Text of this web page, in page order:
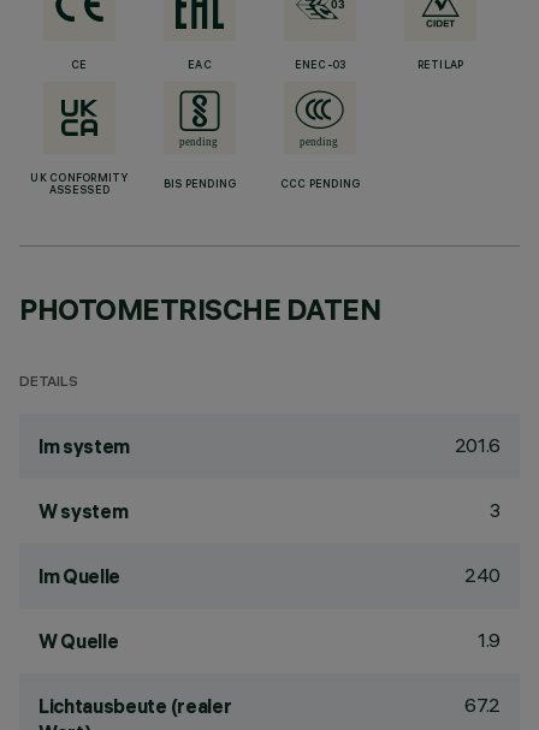
CE EAC ENEC-03 RETILAP
UK CONFORMITY
ASSESSED
BIS PENDING CCC PENDING
PHOTOMETRISCHE DATEN
DETAILS
lm system 201.6
W system 3
lm Quelle 240
W Quelle 1.9
Lichtausbeute (realer
67.2